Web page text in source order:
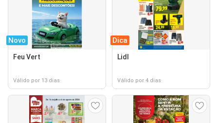
Novo
Feu Vert
Válido por 13 dias
Dica
Lidl
Válido por 4 dias